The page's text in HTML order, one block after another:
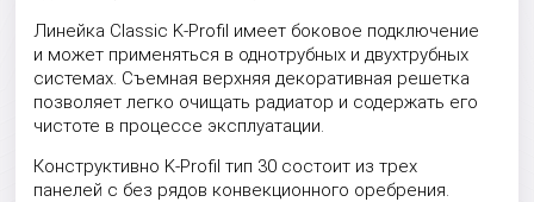
Линейка Classic K-Profil имеет боковое подключение
и может применяться в однотрубных и двухтрубных
системах. Съемная верхняя декоративная решетка
позволяет легко очищать радиатор и содержать его
чистоте в процессе эксплуатации.
Конструктивно K-Profil тип 30 состоит из трех
панелей с без рядов конвекционного оребрения.